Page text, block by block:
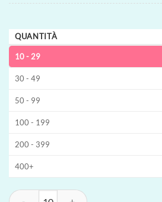
QUANTITÀ
10 - 29
30 - 49
50 - 99
100 - 199
200 - 399
400+
Bang King 50000 Dual-Option Vape usa